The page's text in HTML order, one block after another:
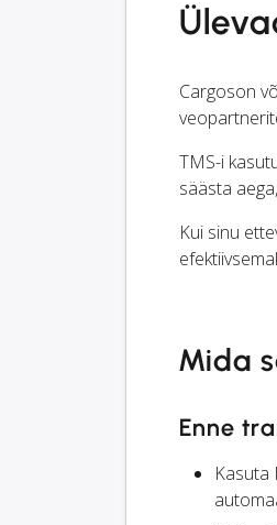
Cargoson
TMS-i
säästa
Kui sinu
Mida
Enne
Kasuta